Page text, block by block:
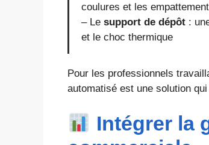
coulures et les
– Le support de dépôt :
et le choc thermique
Pour les professionnels
automatisé est une solution
Intégrer la